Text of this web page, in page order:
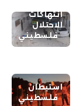
انتهاكات
الاحتلال
فلسطيني
استيطان
فلسطيني